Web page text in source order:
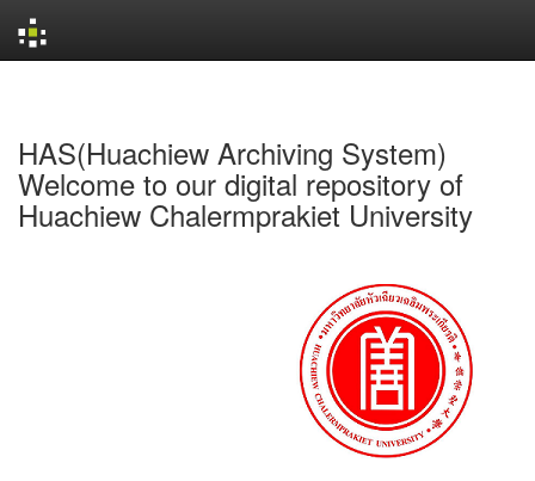
HAS(Huachiew Archiving System)
Welcome to our digital repository of
Huachiew Chalermprakiet University